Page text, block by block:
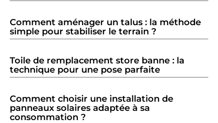
Comment aménager un talus : la méthode
simple pour stabiliser le terrain ?
Toile de remplacement store banne : la
technique pour une pose parfaite
Comment choisir une installation de
panneaux solaires adaptée à sa
consommation ?